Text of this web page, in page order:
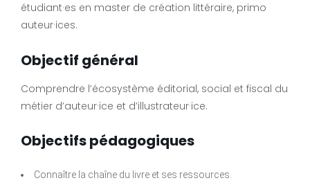
étudiant·es en master de création littéraire, primo
auteur·ices.
Objectif général
Comprendre l’écosystème éditorial, social et fiscal du
métier d’auteur·ice et d’illustrateur·ice.
Objectifs pédagogiques
Connaître la chaîne du livre et ses ressources.